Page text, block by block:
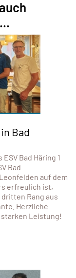
Bad
Bad Häring 1
Bad
auf dem
erfreulich ist,
Rang aus
Herzliche
starken Leistung!